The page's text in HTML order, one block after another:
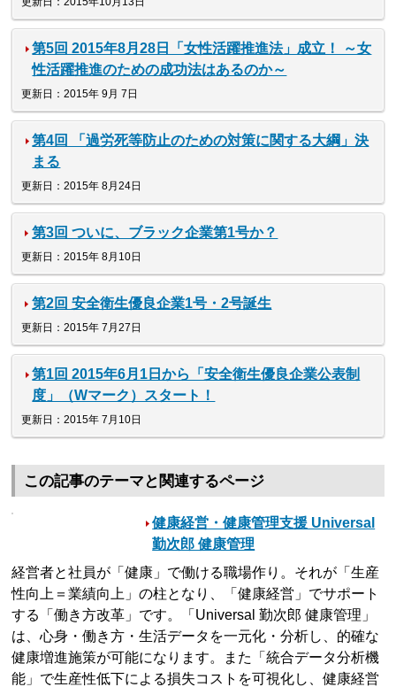
第5回 2015年8月28日「女性活躍推進法」成立！ ～女
性活躍推進のための成功法はあるのか～
更新日：2015年 9月 7日
第4回 「過労死等防止のための対策に関する大綱」決
まる
更新日：2015年 8月24日
第3回 ついに、ブラック企業第1号か？
更新日：2015年 8月10日
第2回 安全衛生優良企業1号・2号誕生
更新日：2015年 7月27日
第1回 2015年6月1日から「安全衛生優良企業公表制
度」（Wマーク）スタート！
更新日：2015年 7月10日
この記事のテーマと関連するページ
健康経営・健康管理支援 Universal
勤次郎 健康管理
経営者と社員が「健康」で働ける職場作り。それが「生産
性向上＝業績向上」の柱となり、「健康経営」でサポート
する「働き方改革」です。「Universal 勤次郎 健康管理」
は、心身・働き方・生活データを一元化・分析し、的確な
健康増進施策が可能になります。また「統合データ分析機
能」で生産性低下による損失コストを可視化し、健康経営